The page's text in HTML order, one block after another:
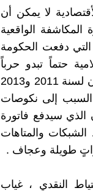
لا يمكن أن
الواقعية
التي دفعت الحكومة
حتماً تبدو حرباً
أستنزافية أحرقت اليابس والأخضر بأرقام مليارية مرعبة ، وكان لسنة 2011 و2013
، وحتماً يرجع السبب إلى نكوصات
الذي سيدفع فاتورة
والمتاهات
طويلة وعجاف .
النقدي ، غياب